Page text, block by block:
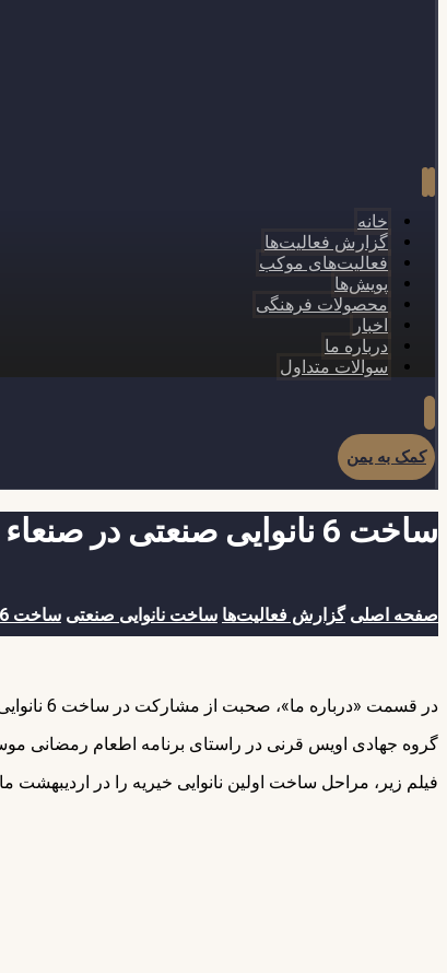
خانه
گزارش فعالیت‌ها
فعالیت‌های موکب
پویش‌ها
محصولات فرهنگی
اخبار
درباره ما
سوالات متداول
کمک به یمن
ساخت 6 نانوایی صنعتی در صنعاء با همکاری گروه جهادی اویس قرنی
صفحه اصلی گزارش فعالیت‌ها ساخت نانوایی صنعتی ساخت 6 نانوایی صنعتی در صنعاء با همکاری گروه جهادی اویس قرنی
در قسمت «درباره ما»، صحبت از مشارکت در ساخت 6 نانوایی صنعتی به میان آوردیم.
گروه جهادی اویس قرنی در راستای برنامه اطعام رمضانی
فیلم زیر، مراحل ساخت اولین نانوایی خیریه را در اردیبهشت ماه سال 1398 در یمن